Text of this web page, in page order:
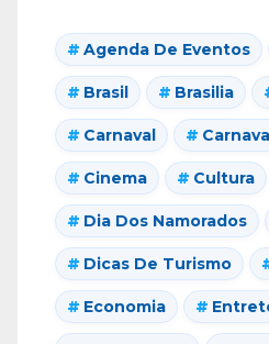
Agenda De Eventos
Brasil Brasilia
Carnaval
Cinema Cultura
Dia Dos Namorados
Dicas De Turismo
Economia